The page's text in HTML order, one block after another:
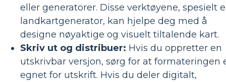
eller generatorer. Disse verktøyene, spesielt
landkartgenerator, kan hjelpe deg med å
designe nøyaktige og visuelt tiltalende kart.
Skriv ut og distribuer: Hvis du oppretter en
utskrivbar versjon, sørg for at formateringen
egnet for utskrift. Hvis du deler digitalt,